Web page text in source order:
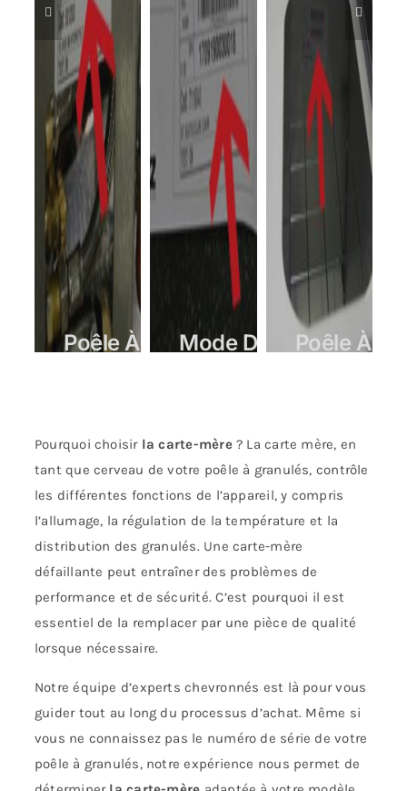
Poêle À
Mode D'emploiPoêle À
Pourquoi choisir la carte-mère? La carte mère, en
tant que cerveau de votre poêle à granulés, contrôle
les différentes fonctions de l’appareil, y compris
l’allumage, la régulation de la température et la
distribution des granulés. Une carte-mère
défaillante peut entraîner des problèmes de
performance et de sécurité. C’est pourquoi il est
essentiel de la remplacer par une pièce de qualité
lorsque nécessaire.
Notre équipe d’experts chevronnés est là pour vous
guider tout au long du processus d’achat. Même si
vous ne connaissez pas le numéro de série de votre
poêle à granulés, notre expérience nous permet de